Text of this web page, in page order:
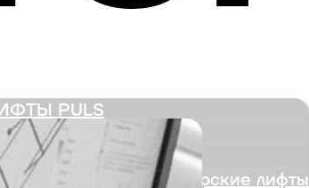
PULS
лифты
лифты
грузопассажирские лифты